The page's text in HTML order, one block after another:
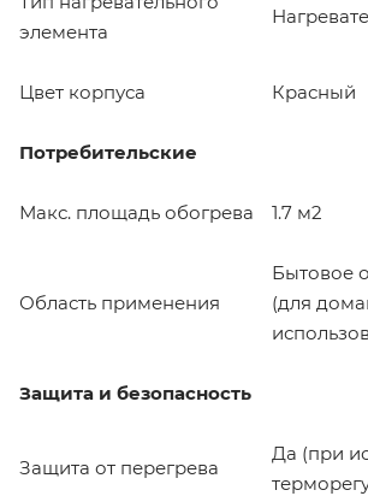
элемента
Цвет корпуса Красный
Потребительские
Макс. площадь обогрева 1.7 м2
Область применения
Бытовое
(для
Защита и безопасность
Защита от перегрева
Да (при